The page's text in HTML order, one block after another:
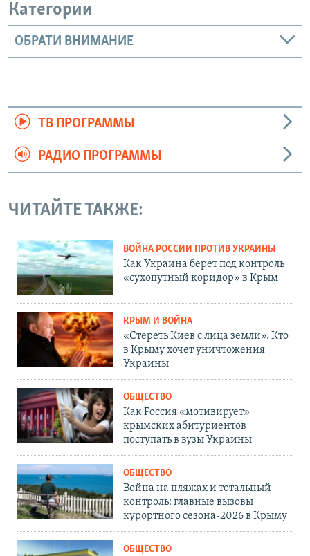
Категории
ОБРАТИ ВНИМАНИЕ
ТВ ПРОГРАММЫ
РАДИО ПРОГРАММЫ
ЧИТАЙТЕ ТАКЖЕ:
ВОЙНА РОССИИ ПРОТИВ УКРАИНЫ
Как Украина берет под контроль
«сухопутный коридор» в Крым
КРЫМ И ВОЙНА
«Стереть Киев с лица земли». Кто
в Крыму хочет уничтожения
Украины
ОБЩЕСТВО
Как Россия «мотивирует»
крымских абитуриентов
поступать в вузы Украины
ОБЩЕСТВО
Война на пляжах и тотальный
контроль: главные вызовы
курортного сезона-2026 в Крыму
ОБЩЕСТВО